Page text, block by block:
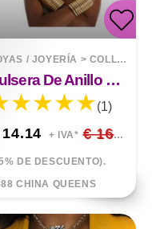
/ JOYERÍA > COLLARES
Pulsera De Anillo De Manos De Collar De Reina Africana
(1)
+ IVA* € 16.64
DE DESCUENTO).
CHINA QUEENS